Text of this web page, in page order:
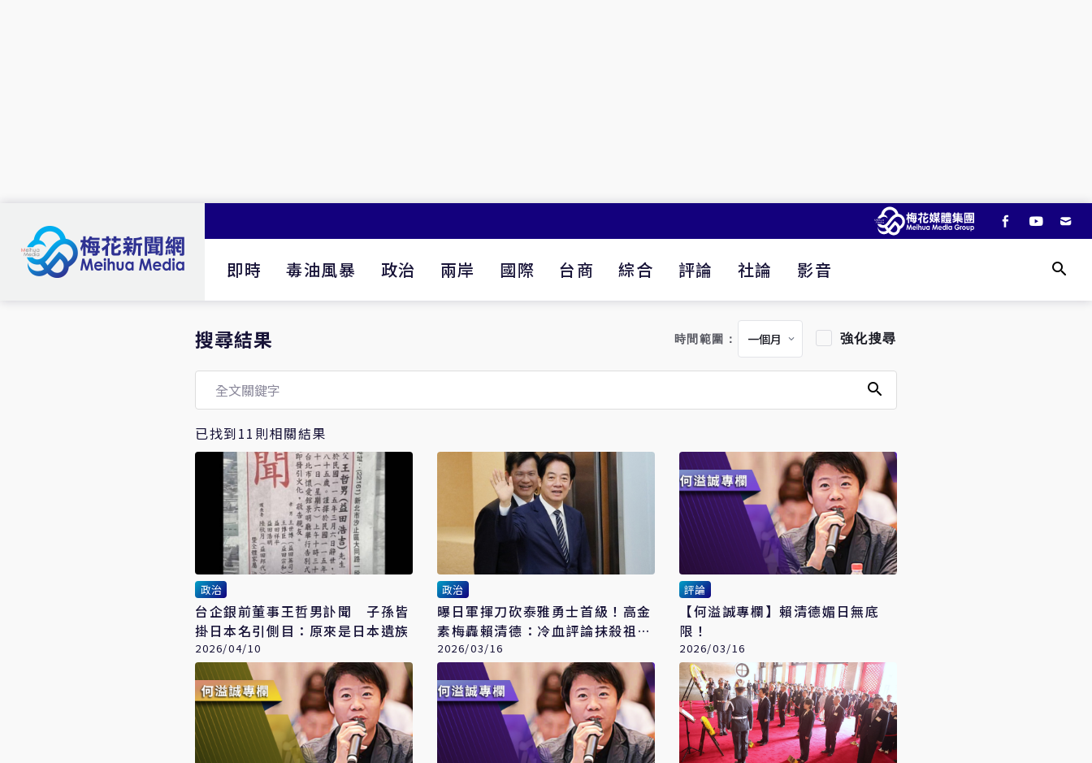
即時 毒油風暴 政治 兩岸 國際 台商 綜合 評論 社論 影音
搜尋結果 時間範圍： 強化搜尋
已找到11則相關結果
政治
台企銀前董事王哲男訃聞 子孫皆
掛日本名引側目：原來是日本遺族
2026/04/10
政治
曝日軍揮刀砍泰雅勇士首級！高金
素梅轟賴清德：冷血評論抹殺祖先
抗日史
2026/03/16
評論
【何溢誠專欄】賴清德媚日無底
限！
2026/03/16